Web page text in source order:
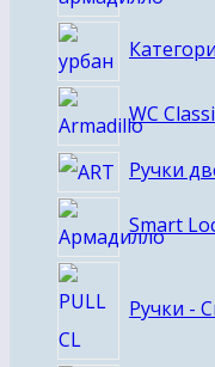
WC
Ручки
Smart
Ручки -